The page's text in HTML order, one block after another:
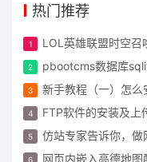
热门推荐
LOL英雄联盟时空召
pbootcms数据库
新手教程（一）怎么
FTP软件的安装及上
仿站专家告诉你，做
网页内嵌入高德地图